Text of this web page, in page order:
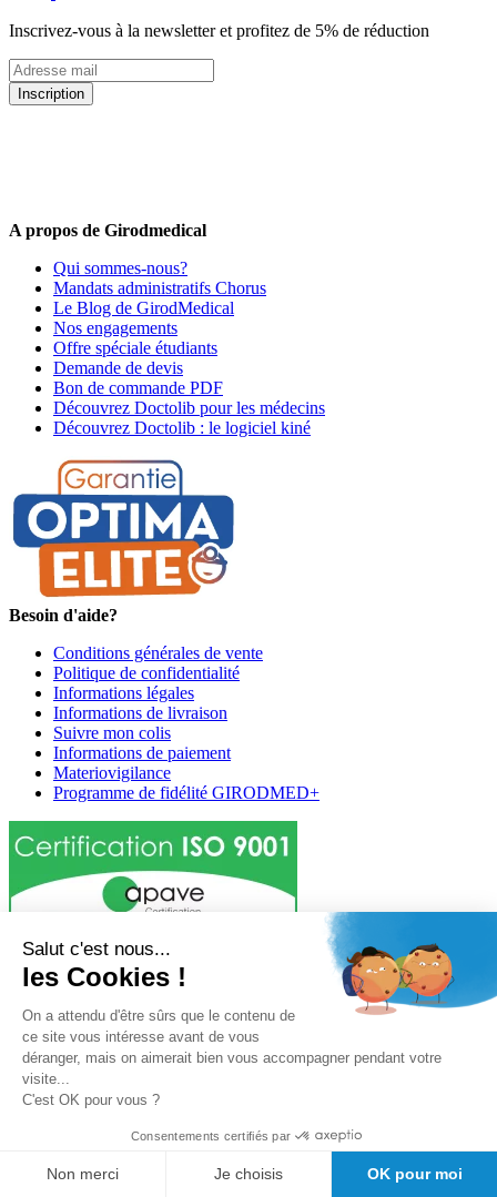
Inscrivez-vous à la newsletter et profitez de 5% de réduction
Inscription
A propos de Girodmedical
Qui sommes-nous?
Mandats administratifs Chorus
Le Blog de GirodMedical
Nos engagements
Offre spéciale étudiants
Demande de devis
Bon de commande PDF
Découvrez Doctolib pour les médecins
Découvrez Doctolib : le logiciel kiné
Besoin d'aide?
Conditions générales de vente
Politique de confidentialité
Informations légales
Informations de livraison
Suivre mon colis
Informations de paiement
Materiovigilance
Programme de fidélité GIRODMED+
Girodmedical est également présent dans 23 pays
Tous les dispositifs médicaux présentés sur ce site sont conformes
aux articlesL 5213-3du code de la santé publique et à l'arrêté du
21 décembre 2012 fixant la liste des dispositifs médicaux autorisés à
faire l'objet d'une publicité auprès du public, ainsi qu'à l'article
5213-1 du code de la santé publique. Par conséquent, ils peuvent
être légalement promus et rendus accessibles au public.
© 2026 Girodmedical. Tous droits réservés.
Salut c'est nous...
les Cookies !
On a attendu d'être sûrs que le contenu de
ce site vous intéresse avant de vous
déranger, mais on aimerait bien vous accompagner pendant votre
visite...
C'est OK pour vous ?
Consentements certifiés par
Non merci Je choisis OK pour moi